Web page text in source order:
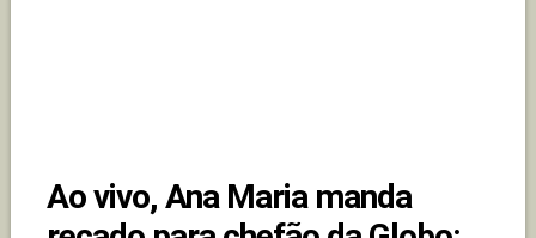
Ao vivo, Ana Maria manda